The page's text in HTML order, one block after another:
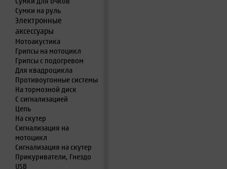
Сумки на руль
Электронные
аксессуары
Мотоакустика
Грипсы на мотоцикл
Грипсы с подогревом
Для квадроцикла
Противоугонные системы
На тормозной диск
С сигнализацией
Цепь
На скутер
Сигнализация на
мотоцикл
Сигнализация на скутер
Прикуриватели, Гнездо